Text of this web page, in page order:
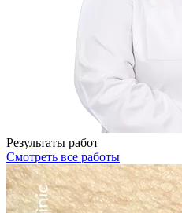
Результаты работ
Смотреть все работы